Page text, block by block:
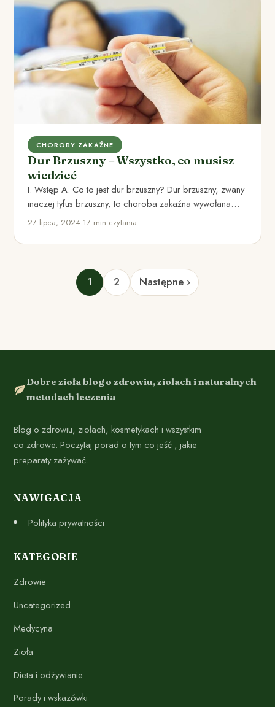
CHOROBY ZAKAŹNE
Dur Brzuszny – Wszystko, co musisz
wiedzieć
I. Wstęp A. Co to jest dur brzuszny? Dur brzuszny, zwany
inaczej tyfus brzuszny, to choroba zakaźna wywołana…
27 lipca, 2024•17 min czytania
1 2 Następne ›
Dobre zioła blog o zdrowiu, ziołach i naturalnych
metodach leczenia
Blog o zdrowiu, ziołach, kosmetykach i wszystkim
co zdrowe. Poczytaj porad o tym co jeść , jakie
preparaty zażywać.
NAWIGACJA
Polityka prywatności
KATEGORIE
Zdrowie
Uncategorized
Medycyna
Zioła
Dieta i odżywianie
Porady i wskazówki